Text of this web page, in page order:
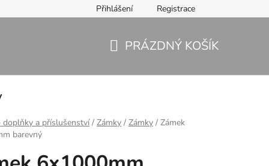
Přihlášení Registrace
PRÁZDNÝ KOŠÍK
doplňky a příslušenství / Zámky / Zámky / Zámek
barevný